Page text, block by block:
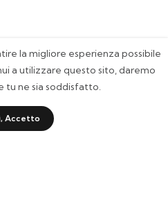
la migliore esperienza possibile
a utilizzare questo sito, daremo
tu ne sia soddisfatto.
Accetto